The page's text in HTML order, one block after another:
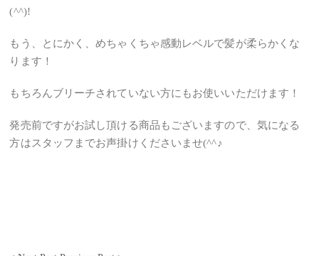
(^^)!
もう、とにかく、めちゃくちゃ感動レベルで髪が柔らかくな
ります！
もちろんブリーチされていない方にもお使いいただけます！
発売前ですがお試し頂ける商品もございますので、気になる
方はスタッフまでお声掛けくださいませ(^^♪